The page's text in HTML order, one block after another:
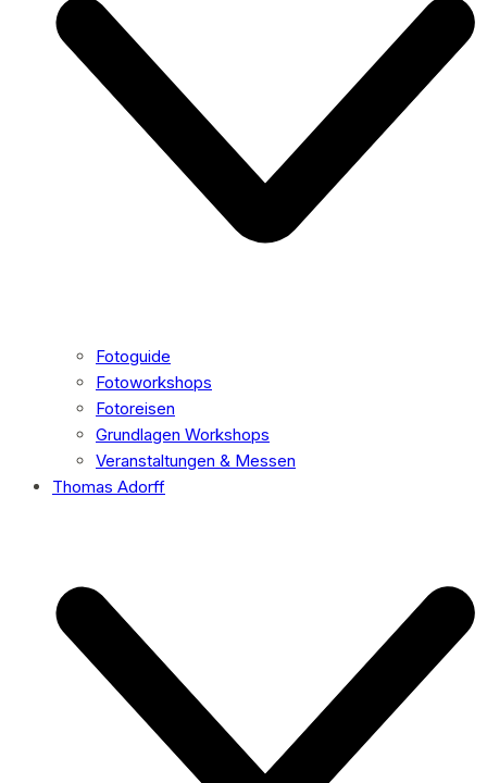
Fotoguide
Fotoworkshops
Fotoreisen
Grundlagen Workshops
Veranstaltungen & Messen
Thomas Adorff